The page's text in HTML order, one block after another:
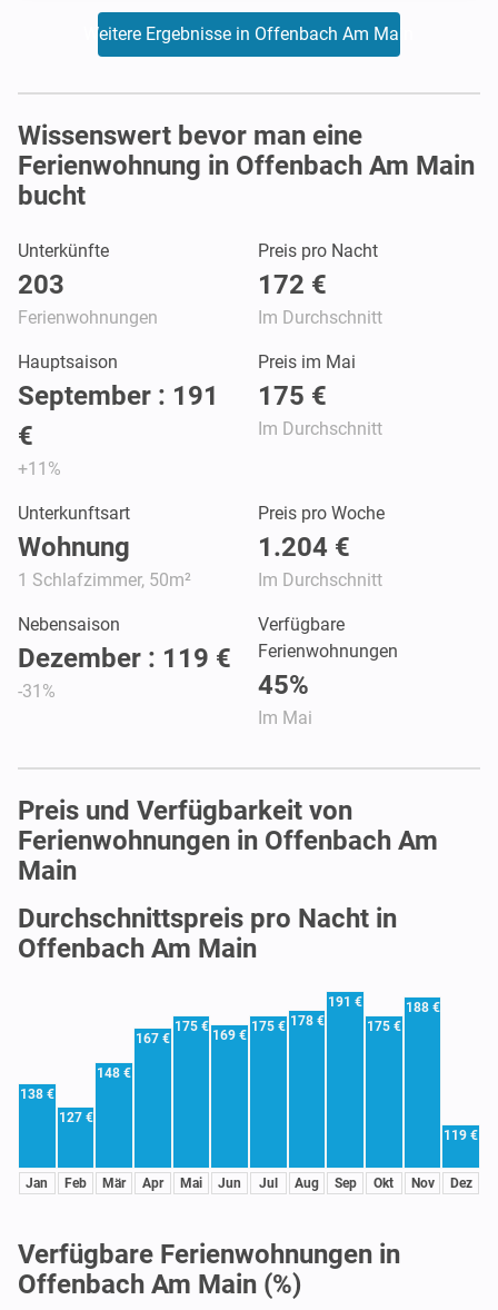
Weitere Ergebnisse in Offenbach Am Main
Wissenswert bevor man eine
Ferienwohnung in Offenbach Am Main
bucht
Unterkünfte
203
Ferienwohnungen
Preis pro Nacht
172 €
Im Durchschnitt
Hauptsaison
September : 191
€
+11%
Preis im Mai
175 €
Im Durchschnitt
Unterkunftsart
Wohnung
1 Schlafzimmer, 50m²
Preis pro Woche
1.204 €
Im Durchschnitt
Nebensaison
Dezember : 119 €
-31%
Verfügbare
Ferienwohnungen
45%
Im Mai
Preis und Verfügbarkeit von
Ferienwohnungen in Offenbach Am
Main
Durchschnittspreis pro Nacht in
Offenbach Am Main
138 €
Jan
127 €
Feb
148 €
Mär
167 €
Apr
175 €
Mai
169 €
Jun
175 €
Jul
178 €
Aug
191 €
Sep
175 €
Okt
188 €
Nov
119 €
Dez
Verfügbare Ferienwohnungen in
Offenbach Am Main (%)